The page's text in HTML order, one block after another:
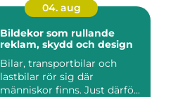
04. aug
Bildekor som rullande
reklam, skydd och design
Bilar, transportbilar och
lastbilar rör sig där
människor finns. Just därfö...